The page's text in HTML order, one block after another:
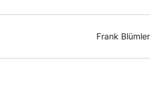
Frank Blümler